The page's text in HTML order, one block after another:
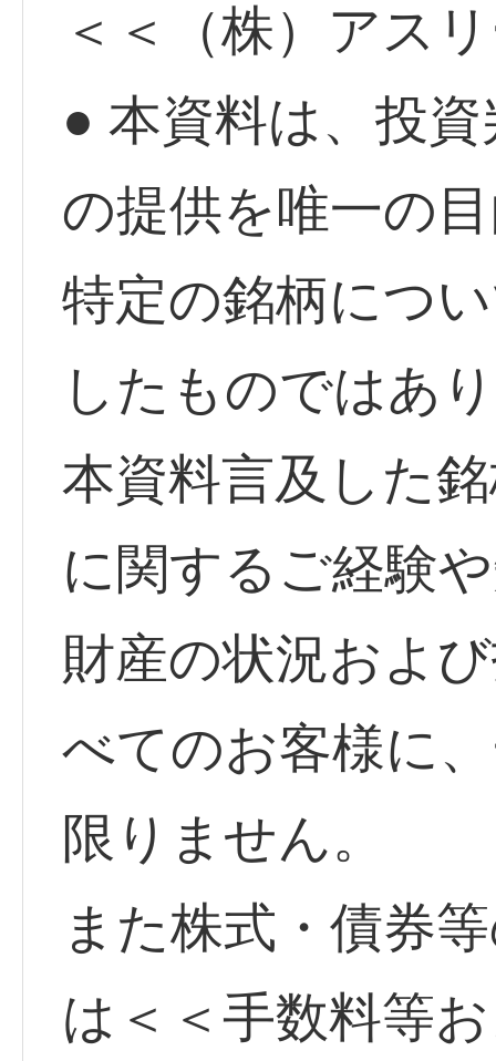
＜＜（株）アス
● 本資料は、投
の提供を唯一の
特定の銘柄につ
したものではあ
本資料言及した
に関するご経験
財産の状況およ
べてのお客様に
限りません。
また株式・債券
は＜＜手数料等